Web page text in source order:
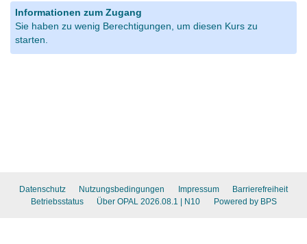
Informationen zum Zugang
Sie haben zu wenig Berechtigungen, um diesen Kurs zu
starten.
Datenschutz Nutzungsbedingungen Impressum
Barrierefreiheit
Betriebsstatus
Über OPAL 2026.08.1 | N10 Powered by BPS